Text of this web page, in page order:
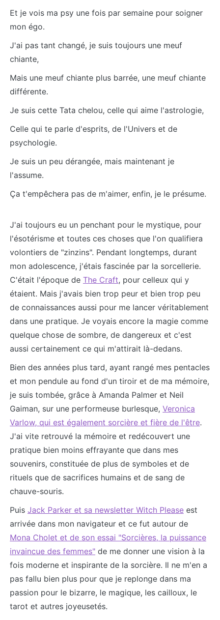
Et je vois ma psy une fois par semaine pour soigner
mon égo.
J'ai pas tant changé, je suis toujours une meuf
chiante,
Mais une meuf chiante plus barrée, une meuf chiante
différente.
Je suis cette Tata chelou, celle qui aime l'astrologie,
Celle qui te parle d'esprits, de l'Univers et de
psychologie.
Je suis un peu dérangée, mais maintenant je
l'assume.
Ça t'empêchera pas de m'aimer, enfin, je le présume.
J'ai toujours eu un penchant pour le mystique, pour
l'ésotérisme et toutes ces choses que l'on qualifiera
volontiers de "zinzins". Pendant longtemps, durant
mon adolescence, j'étais fascinée par la sorcellerie.
C'était l'époque de The Craft, pour celleux qui y
étaient. Mais j'avais bien trop peur et bien trop peu
de connaissances aussi pour me lancer véritablement
dans une pratique. Je voyais encore la magie comme
quelque chose de sombre, de dangereux et c'est
aussi certainement ce qui m'attirait là-dedans.
Bien des années plus tard, ayant rangé mes pentacles
et mon pendule au fond d'un tiroir et de ma mémoire,
je suis tombée, grâce à Amanda Palmer et Neil
Gaiman, sur une performeuse burlesque, Veronica
Varlow, qui est également sorcière et fière de l'être.
J'ai vite retrouvé la mémoire et redécouvert une
pratique bien moins effrayante que dans mes
souvenirs, constituée de plus de symboles et de
rituels que de sacrifices humains et de sang de
chauve-souris.
Puis Jack Parker et sa newsletter Witch Please est
arrivée dans mon navigateur et ce fut autour de
Mona Cholet et de son essai "Sorcières, la puissance
invaincue des femmes" de me donner une vision à la
fois moderne et inspirante de la sorcière. Il ne m'en a
pas fallu bien plus pour que je replonge dans ma
passion pour le bizarre, le magique, les cailloux, le
tarot et autres joyeusetés.